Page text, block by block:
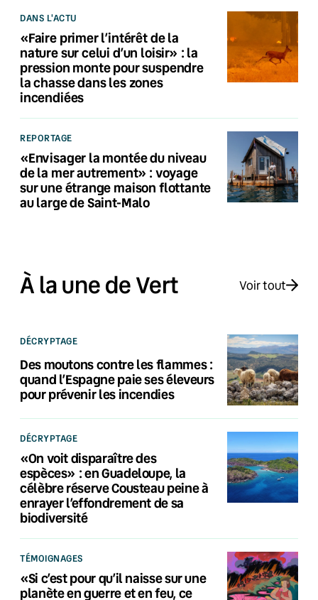
DANS L'ACTU
«Faire primer l’intérêt de la
nature sur celui d’un loisir» : la
pression monte pour suspendre
la chasse dans les zones
incendiées
REPORTAGE
«Envisager la montée du niveau
de la mer autrement» : voyage
sur une étrange maison flottante
au large de Saint-Malo
À la une de Vert Voir tout
DÉCRYPTAGE
Des moutons contre les flammes :
quand l’Espagne paie ses éleveurs
pour prévenir les incendies
DÉCRYPTAGE
«On voit disparaître des
espèces» : en Guadeloupe, la
célèbre réserve Cousteau peine à
enrayer l’effondrement de sa
biodiversité
TÉMOIGNAGES
«Si c’est pour qu’il naisse sur une
planète en guerre et en feu, ce